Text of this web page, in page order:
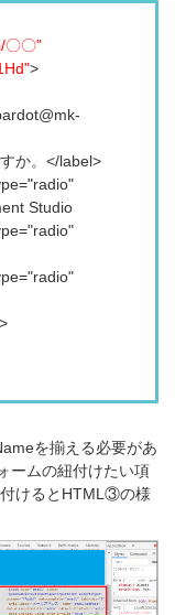
〇〇"
>
か。</label>
Studio
を揃える必要があ
ームの紐付けたい項
けるとHTML③の様